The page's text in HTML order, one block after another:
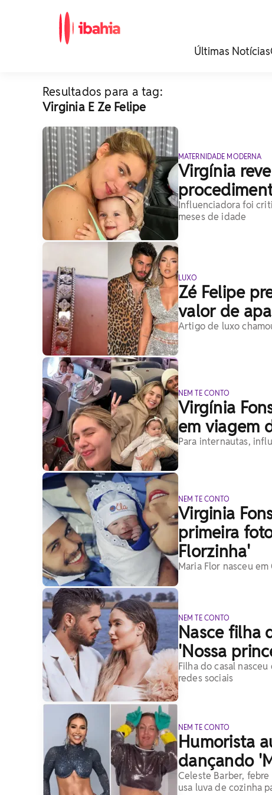
Últimas Notícias
Resultados para a tag:
Virginia E Ze Felipe
MATERNIDADE MODERNA
Virgínia
Influenciadora foi
meses de idade
LUXO
Zé Felipe
valor de
Artigo de luxo
NEM TE CONTO
Virgínia
em viagem
Para internautas,
NEM TE CONTO
Virginia
primeira
Florzinha'
Maria Flor nasceu
NEM TE CONTO
Nasce filha
'Nossa
Filha do casal
redes sociais
NEM TE CONTO
Humorista
dançando
Celeste Barber,
usa luva de cozinha